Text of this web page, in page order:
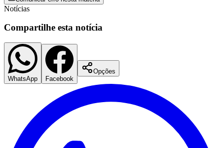
Corinthians
Notícias
Compartilhe esta notícia
WhatsApp Facebook
Opções